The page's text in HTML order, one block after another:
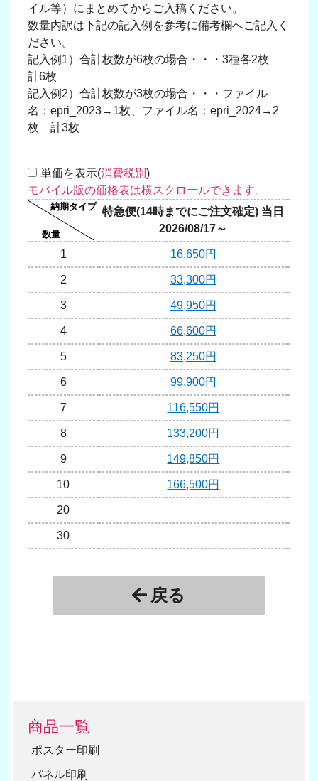
イル等）にまとめてからご入稿ください。
数量内訳は下記の記入例を参考に備考欄へご記入く
ださい。
記入例1）合計枚数が6枚の場合・・・3種各2枚
計6枚
記入例2）合計枚数が3枚の場合・・・ファイル
名：epri_2023→1枚、ファイル名：epri_2024→2
枚 計3枚
単価を表示(消費税別)
特急便(14時までにご注文確定) 当日
2026/08/17～
1 16,650円
2 33,300円
3 49,950円
4 66,600円
5 83,250円
6 99,900円
7 116,550円
8 133,200円
9 149,850円
10 166,500円
20
30
戻る
商品一覧
ポスター印刷
パネル印刷